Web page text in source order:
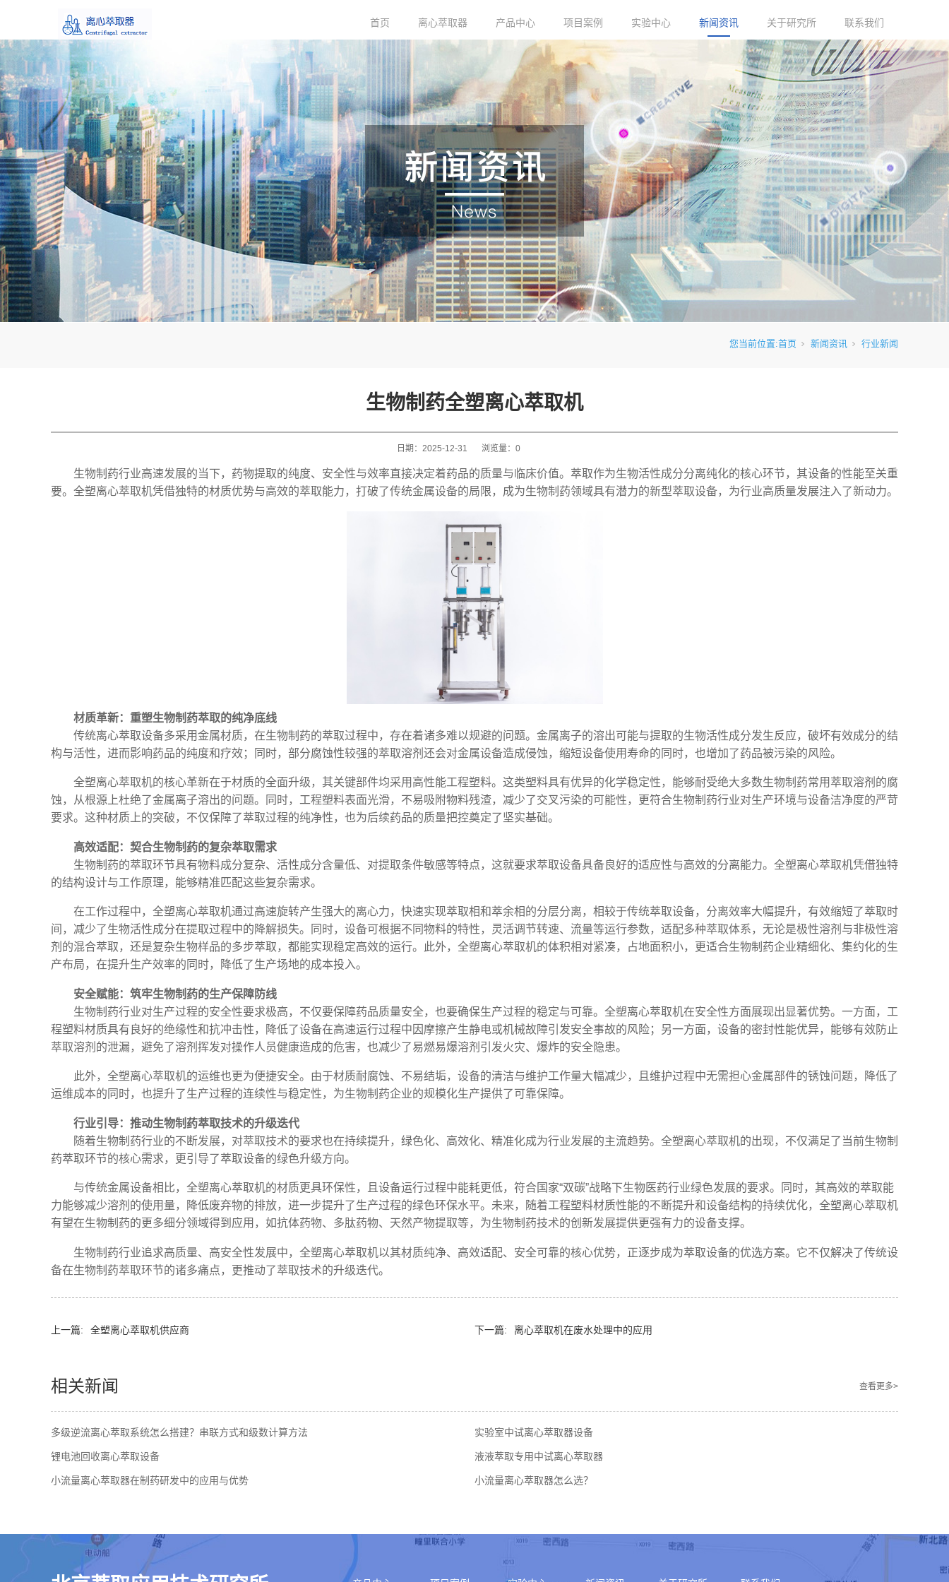
首页 离心萃取器 产品中心 项目案例 实验中心 新闻资讯 关于研究所 联系我们
您当前位置:首页 新闻资讯 行业新闻
生物制药全塑离心萃取机
2025-12-31
日期： 浏览量： 0
生物制药行业高速发展的当下，药物提取的纯度、安全性与效率直接决定着药品的质量与临床价值。萃取作为生物活性成分分离纯化的核心环节，其设备的性能至关重
要。全塑离心萃取机凭借独特的材质优势与高效的萃取能力，打破了传统金属设备的局限，成为生物制药领域具有潜力的新型萃取设备，为行业高质量发展注入了新动力。
材质革新：重塑生物制药萃取的纯净底线
传统离心萃取设备多采用金属材质，在生物制药的萃取过程中，存在着诸多难以规避的问题。金属离子的溶出可能与提取的生物活性成分发生反应，破坏有效成分的结
构与活性，进而影响药品的纯度和疗效；同时，部分腐蚀性较强的萃取溶剂还会对金属设备造成侵蚀，缩短设备使用寿命的同时，也增加了药品被污染的风险。
全塑离心萃取机的核心革新在于材质的全面升级，其关键部件均采用高性能工程塑料。这类塑料具有优异的化学稳定性，能够耐受绝大多数生物制药常用萃取溶剂的腐
蚀，从根源上杜绝了金属离子溶出的问题。同时，工程塑料表面光滑，不易吸附物料残渣，减少了交叉污染的可能性，更符合生物制药行业对生产环境与设备洁净度的严苛
要求。这种材质上的突破，不仅保障了萃取过程的纯净性，也为后续药品的质量把控奠定了坚实基础。
高效适配：契合生物制药的复杂萃取需求
生物制药的萃取环节具有物料成分复杂、活性成分含量低、对提取条件敏感等特点，这就要求萃取设备具备良好的适应性与高效的分离能力。全塑离心萃取机凭借独特
的结构设计与工作原理，能够精准匹配这些复杂需求。
在工作过程中，全塑离心萃取机通过高速旋转产生强大的离心力，快速实现萃取相和萃余相的分层分离，相较于传统萃取设备，分离效率大幅提升，有效缩短了萃取时
间，减少了生物活性成分在提取过程中的降解损失。同时，设备可根据不同物料的特性，灵活调节转速、流量等运行参数，适配多种萃取体系，无论是极性溶剂与非极性溶
剂的混合萃取，还是复杂生物样品的多步萃取，都能实现稳定高效的运行。此外，全塑离心萃取机的体积相对紧凑，占地面积小，更适合生物制药企业精细化、集约化的生
产布局，在提升生产效率的同时，降低了生产场地的成本投入。
安全赋能：筑牢生物制药的生产保障防线
生物制药行业对生产过程的安全性要求极高，不仅要保障药品质量安全，也要确保生产过程的稳定与可靠。全塑离心萃取机在安全性方面展现出显著优势。一方面，工
程塑料材质具有良好的绝缘性和抗冲击性，降低了设备在高速运行过程中因摩擦产生静电或机械故障引发安全事故的风险；另一方面，设备的密封性能优异，能够有效防止
萃取溶剂的泄漏，避免了溶剂挥发对操作人员健康造成的危害，也减少了易燃易爆溶剂引发火灾、爆炸的安全隐患。
此外，全塑离心萃取机的运维也更为便捷安全。由于材质耐腐蚀、不易结垢，设备的清洁与维护工作量大幅减少，且维护过程中无需担心金属部件的锈蚀问题，降低了
运维成本的同时，也提升了生产过程的连续性与稳定性，为生物制药企业的规模化生产提供了可靠保障。
行业引导：推动生物制药萃取技术的升级迭代
随着生物制药行业的不断发展，对萃取技术的要求也在持续提升，绿色化、高效化、精准化成为行业发展的主流趋势。全塑离心萃取机的出现，不仅满足了当前生物制
药萃取环节的核心需求，更引导了萃取设备的绿色升级方向。
与传统金属设备相比，全塑离心萃取机的材质更具环保性，且设备运行过程中能耗更低，符合国家“双碳”战略下生物医药行业绿色发展的要求。同时，其高效的萃取能
力能够减少溶剂的使用量，降低废弃物的排放，进一步提升了生产过程的绿色环保水平。未来，随着工程塑料材质性能的不断提升和设备结构的持续优化，全塑离心萃取机
有望在生物制药的更多细分领域得到应用，如抗体药物、多肽药物、天然产物提取等，为生物制药技术的创新发展提供更强有力的设备支撑。
生物制药行业追求高质量、高安全性发展中，全塑离心萃取机以其材质纯净、高效适配、安全可靠的核心优势，正逐步成为萃取设备的优选方案。它不仅解决了传统设
备在生物制药萃取环节的诸多痛点，更推动了萃取技术的升级迭代。‍
上一篇: 全塑离心萃取机供应商 下一篇: 离心萃取机在废水处理中的应用
相关新闻 查看更多>
多级逆流离心萃取系统怎么搭建？串联方式和级数计算方法 实验室中试离心萃取器设备
锂电池回收离心萃取设备 液液萃取专用中试离心萃取器
小流量离心萃取器在制药研发中的应用与优势 小流量离心萃取器怎么选？